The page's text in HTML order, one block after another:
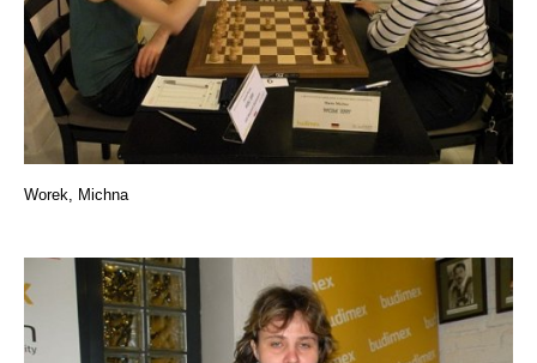
Worek, Michna